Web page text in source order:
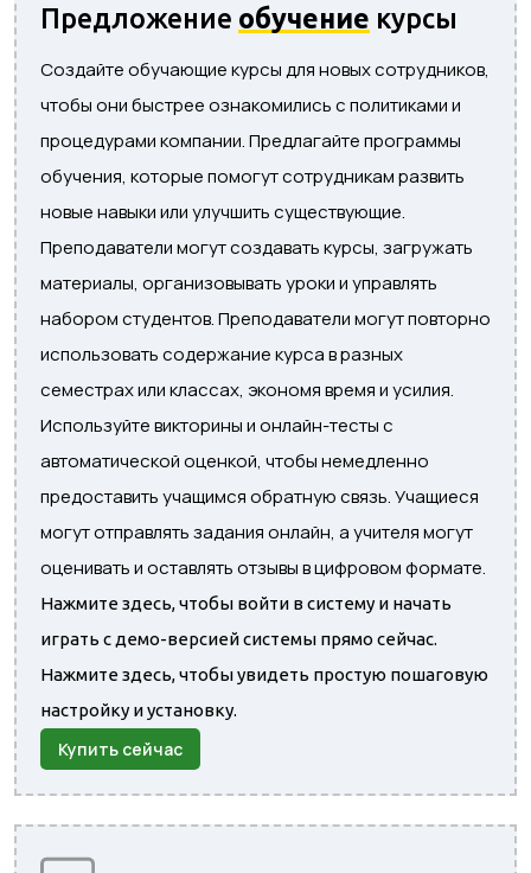
Предложение обучение курсы
Создайте обучающие курсы для новых сотрудников,
чтобы они быстрее ознакомились с политиками и
процедурами компании. Предлагайте программы
обучения, которые помогут сотрудникам развить
новые навыки или улучшить существующие.
Преподаватели могут создавать курсы, загружать
материалы, организовывать уроки и управлять
набором студентов. Преподаватели могут повторно
использовать содержание курса в разных
семестрах или классах, экономя время и усилия.
Используйте викторины и онлайн-тесты с
автоматической оценкой, чтобы немедленно
предоставить учащимся обратную связь. Учащиеся
могут отправлять задания онлайн, а учителя могут
оценивать и оставлять отзывы в цифровом формате.
Нажмите здесь, чтобы войти в систему и начать
играть с демо-версией системы прямо сейчас.
Нажмите здесь, чтобы увидеть простую пошаговую
настройку и установку.
Купить сейчас